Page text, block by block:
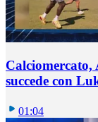
Calciomercato,
succede con
01:04